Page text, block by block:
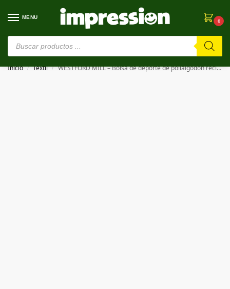
MENU
0
⚠️ Estamos en pruebas. Si algo falla, ¡Perdón!⚠️
Inicio / Textil / WESTFORD MILL – Bolsa de deporte de polialgodón reciclado REVIVE RECYCLED GYMSAC